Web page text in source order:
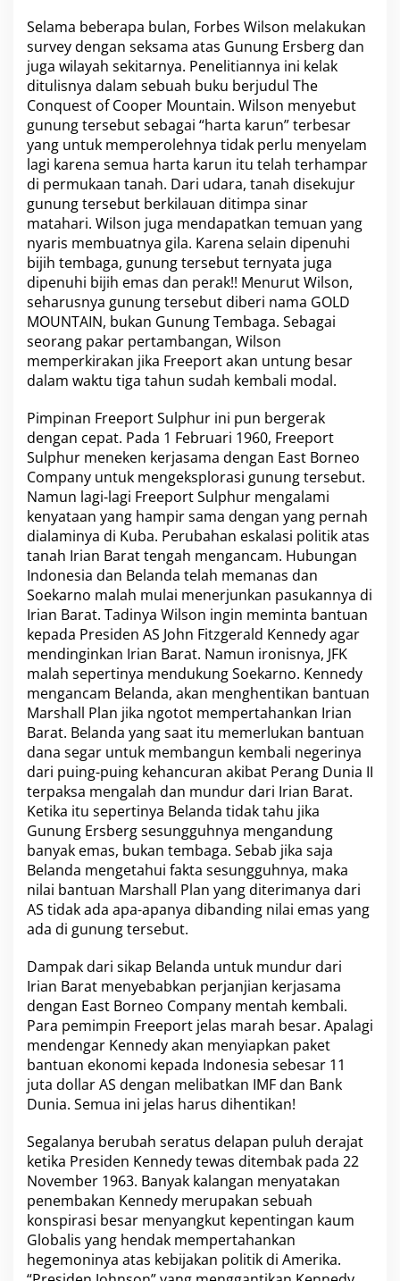
Selama beberapa bulan, Forbes Wilson melakukan
survey dengan seksama atas Gunung Ersberg dan
juga wilayah sekitarnya. Penelitiannya ini kelak
ditulisnya dalam sebuah buku berjudul The
Conquest of Cooper Mountain. Wilson menyebut
gunung tersebut sebagai “harta karun” terbesar
yang untuk memperolehnya tidak perlu menyelam
lagi karena semua harta karun itu telah terhampar
di permukaan tanah. Dari udara, tanah disekujur
gunung tersebut berkilauan ditimpa sinar
matahari. Wilson juga mendapatkan temuan yang
nyaris membuatnya gila. Karena selain dipenuhi
bijih tembaga, gunung tersebut ternyata juga
dipenuhi bijih emas dan perak!! Menurut Wilson,
seharusnya gunung tersebut diberi nama GOLD
MOUNTAIN, bukan Gunung Tembaga. Sebagai
seorang pakar pertambangan, Wilson
memperkirakan jika Freeport akan untung besar
dalam waktu tiga tahun sudah kembali modal.
Pimpinan Freeport Sulphur ini pun bergerak
dengan cepat. Pada 1 Februari 1960, Freeport
Sulphur meneken kerjasama dengan East Borneo
Company untuk mengeksplorasi gunung tersebut.
Namun lagi-lagi Freeport Sulphur mengalami
kenyataan yang hampir sama dengan yang pernah
dialaminya di Kuba. Perubahan eskalasi politik atas
tanah Irian Barat tengah mengancam. Hubungan
Indonesia dan Belanda telah memanas dan
Soekarno malah mulai menerjunkan pasukannya di
Irian Barat. Tadinya Wilson ingin meminta bantuan
kepada Presiden AS John Fitzgerald Kennedy agar
mendinginkan Irian Barat. Namun ironisnya, JFK
malah sepertinya mendukung Soekarno. Kennedy
mengancam Belanda, akan menghentikan bantuan
Marshall Plan jika ngotot mempertahankan Irian
Barat. Belanda yang saat itu memerlukan bantuan
dana segar untuk membangun kembali negerinya
dari puing-puing kehancuran akibat Perang Dunia II
terpaksa mengalah dan mundur dari Irian Barat.
Ketika itu sepertinya Belanda tidak tahu jika
Gunung Ersberg sesungguhnya mengandung
banyak emas, bukan tembaga. Sebab jika saja
Belanda mengetahui fakta sesungguhnya, maka
nilai bantuan Marshall Plan yang diterimanya dari
AS tidak ada apa-apanya dibanding nilai emas yang
ada di gunung tersebut.
Dampak dari sikap Belanda untuk mundur dari
Irian Barat menyebabkan perjanjian kerjasama
dengan East Borneo Company mentah kembali.
Para pemimpin Freeport jelas marah besar. Apalagi
mendengar Kennedy akan menyiapkan paket
bantuan ekonomi kepada Indonesia sebesar 11
juta dollar AS dengan melibatkan IMF dan Bank
Dunia. Semua ini jelas harus dihentikan!
Segalanya berubah seratus delapan puluh derajat
ketika Presiden Kennedy tewas ditembak pada 22
November 1963. Banyak kalangan menyatakan
penembakan Kennedy merupakan sebuah
konspirasi besar menyangkut kepentingan kaum
Globalis yang hendak mempertahankan
hegemoninya atas kebijakan politik di Amerika.